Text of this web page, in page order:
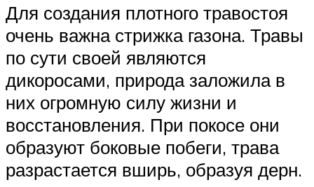
Для создания плотного травостоя
очень важна стрижка газона. Травы
по сути своей являются
дикоросами, природа заложила в
них огромную силу жизни и
восстановления. При покосе они
образуют боковые побеги, трава
разрастается вширь, образуя дерн.